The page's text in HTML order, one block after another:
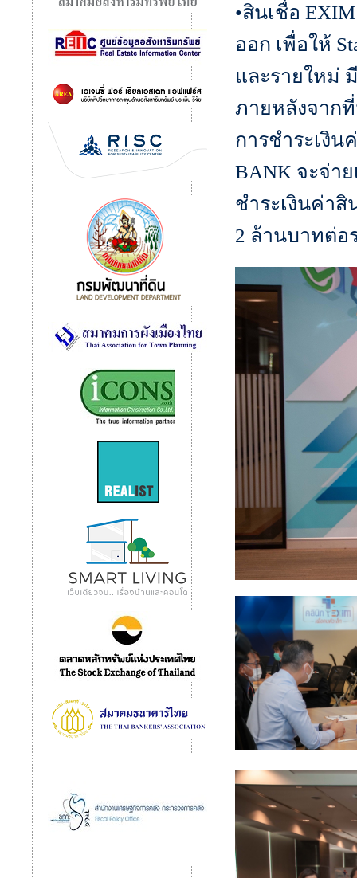
•สินเชื่อ
ออก เพื่อให้
และรายใหม่
ภายหลังจาก
การชำระเงิน
BANK จะจ่า
ชำระเงินค่า
2 ล้านบาทต่อ